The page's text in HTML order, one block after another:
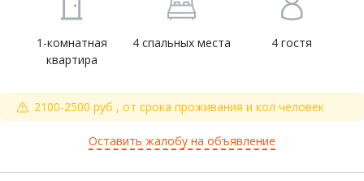
1-комнатная
квартира
4 спальных места 4 гостя
2100-2500 руб , от срока проживания и кол человек
Оставить жалобу на объявление